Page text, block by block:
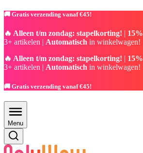
🚚 Gratis verzending vanaf €45!
🔥 Alleen t/m zondag: stapelkorting! | 15%
3+ artikelen | Automatisch in winkelwagen!
🔥 Alleen t/m zondag: stapelkorting! | 15%
3+ artikelen | Automatisch in winkelwagen!
🚚 Gratis verzending vanaf €45!
Menu